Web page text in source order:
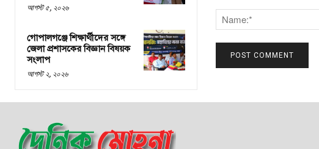
আগস্ট ৫, ২০২৬
গোপালগঞ্জে শিক্ষার্থীদের সঙ্গে
জেলা প্রশাসকের বিজ্ঞান বিষয়ক
সংলাপ
আগস্ট ২, ২০২৬